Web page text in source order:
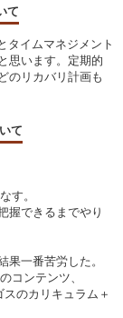
て
タイムマネジメント
思います。定期的
のリカバリ計画も
て
す。
できるまでやり
一番苦労した。
ンテンツ、
のカリキュラム＋